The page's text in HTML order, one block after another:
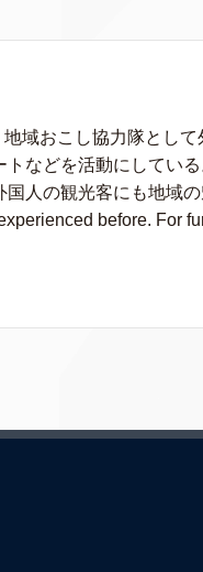
域おこし協力隊として
などを活動にしてい
人の観光客にも地域
before. For